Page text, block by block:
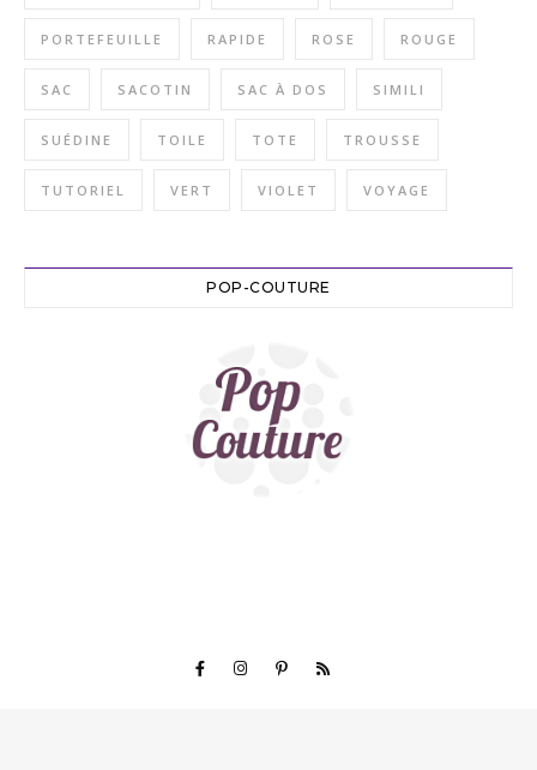
PORTEFEUILLE RAPIDE ROSE ROUGE
SAC SACOTIN SAC À DOS SIMILI
SUÉDINE TOILE TOTE TROUSSE
TUTORIEL VERT VIOLET VOYAGE
POP-COUTURE